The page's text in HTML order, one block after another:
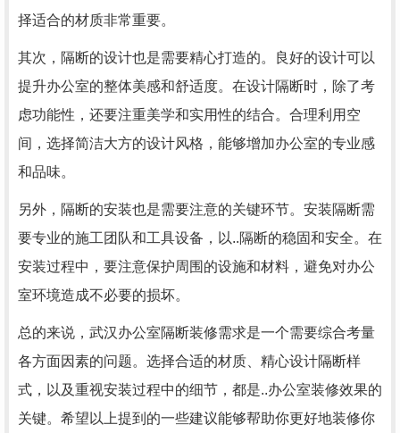
择适合的材质非常重要。
其次，隔断的设计也是需要精心打造的。良好的设计可以
提升办公室的整体美感和舒适度。在设计隔断时，除了考
虑功能性，还要注重美学和实用性的结合。合理利用空
间，选择简洁大方的设计风格，能够增加办公室的专业感
和品味。
另外，隔断的安装也是需要注意的关键环节。安装隔断需
要专业的施工团队和工具设备，以..隔断的稳固和安全。在
安装过程中，要注意保护周围的设施和材料，避免对办公
室环境造成不必要的损坏。
总的来说，武汉办公室隔断装修需求是一个需要综合考量
各方面因素的问题。选择合适的材质、精心设计隔断样
式，以及重视安装过程中的细节，都是..办公室装修效果的
关键。希望以上提到的一些建议能够帮助你更好地装修你